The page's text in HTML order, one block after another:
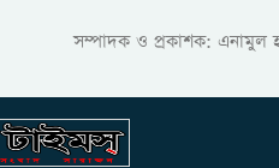
সম্পাদক ও প্রকাশক: এনামুল